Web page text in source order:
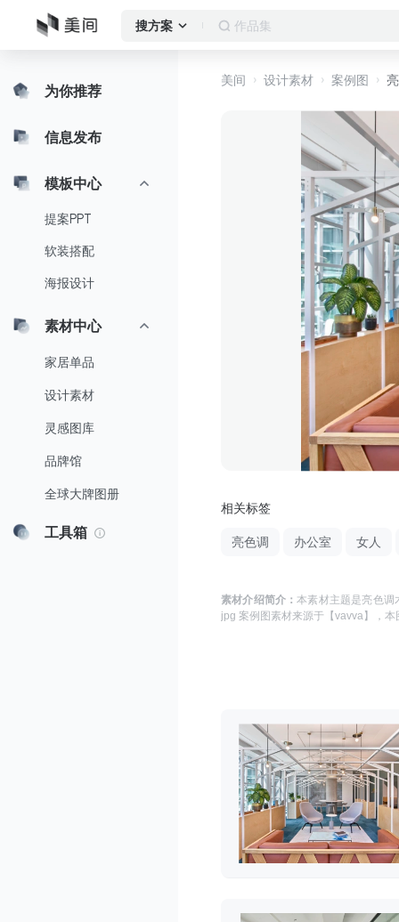
搜方案 窗帘
为你推荐
信息发布
模板中心
提案PPT
软装搭配
海报设计
素材中心
家居单品
设计素材
灵感图库
品牌馆
全球大牌图册
工具箱
美间 设计素材 案例图
相关标签
亮色调 办公室 女人
素材介绍简介：本素材主题是亮色调
jpg 案例图 素材来源于 【vavva】 ，